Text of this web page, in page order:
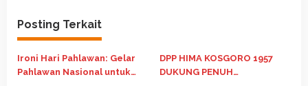
g
a
s
Posting Terkait
Ironi Hari Pahlawan: Gelar
Pahlawan Nasional untuk
DPP HIMA KOSGORO 1957
DUKUNG PENUH